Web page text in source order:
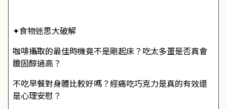
✦食物迷思大破解
咖啡攝取的最佳時機竟不是剛起床？吃太多蛋是否真會
膽固醇過高？
不吃早餐對身體比較好嗎？經痛吃巧克力是真的有效還
是心理安慰？